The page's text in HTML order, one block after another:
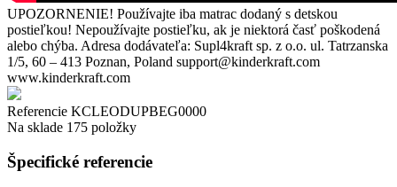
UPOZORNENIE! Používajte iba matrac dodaný s detskou
postieľkou! Nepoužívajte postieľku, ak je niektorá časť poškodená
alebo chýba. Adresa dodávateľa: Supl4kraft sp. z o.o. ul. Tatrzanska
1/5, 60 – 413 Poznan, Poland support@kinderkraft.com
www.kinderkraft.com
Referencie KCLEODUPBEG0000
Na sklade 175 položky
Špecifické referencie